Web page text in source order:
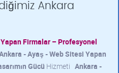
Ankara
Firmalar – Profesyonel
- Ayaş - Web Sitesi Yapan
Gücü Hizmeti Ankara -